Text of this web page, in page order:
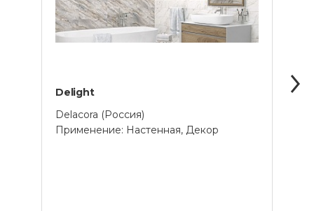
Delight
Delacora (Россия)
Применение: Настенная, Декор